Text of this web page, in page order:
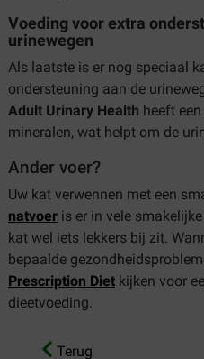
Voeding voor extra
urinewegen
Als laatste is er nog speciaal
ondersteuning aan de
Adult Urinary Health heeft
mineralen, wat helpt om de
Ander voer?
Uw kat verwennen met een
natvoer is er in vele
kat wel iets lekkers bij zit.
bepaalde
Prescription Diet kijken voor
dieetvoeding.
Terug